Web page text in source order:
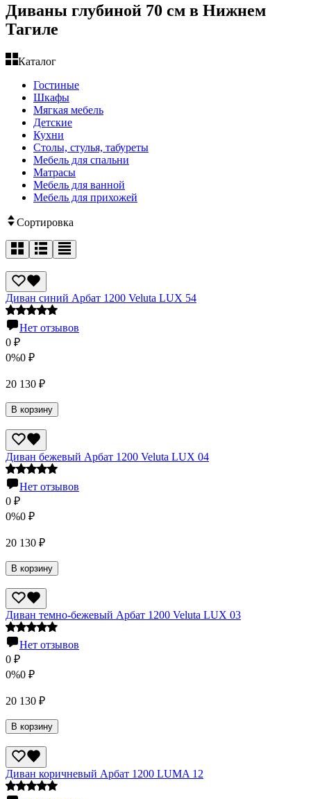
Диваны глубиной 70 см в Нижнем
Тагиле
Каталог
Гостиные
Шкафы
Мягкая мебель
Детские
Кухни
Столы, стулья, табуреты
Мебель для спальни
Матрасы
Мебель для ванной
Мебель для прихожей
Сортировка
Диван синий Арбат 1200 Veluta LUX 54
Нет отзывов
0 ₽
0%0 ₽
20 130 ₽
В корзину
Диван бежевый Арбат 1200 Veluta LUX 04
Нет отзывов
0 ₽
0%0 ₽
20 130 ₽
В корзину
Диван темно-бежевый Арбат 1200 Veluta LUX 03
Нет отзывов
0 ₽
0%0 ₽
20 130 ₽
В корзину
Диван коричневый Арбат 1200 LUMA 12